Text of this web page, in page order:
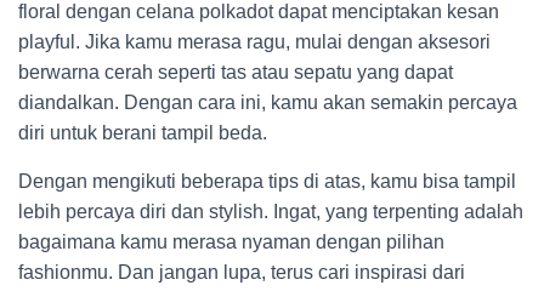
floral dengan celana polkadot dapat menciptakan kesan
playful. Jika kamu merasa ragu, mulai dengan aksesori
berwarna cerah seperti tas atau sepatu yang dapat
diandalkan. Dengan cara ini, kamu akan semakin percaya
diri untuk berani tampil beda.
Dengan mengikuti beberapa tips di atas, kamu bisa tampil
lebih percaya diri dan stylish. Ingat, yang terpenting adalah
bagaimana kamu merasa nyaman dengan pilihan
fashionmu. Dan jangan lupa, terus cari inspirasi dari